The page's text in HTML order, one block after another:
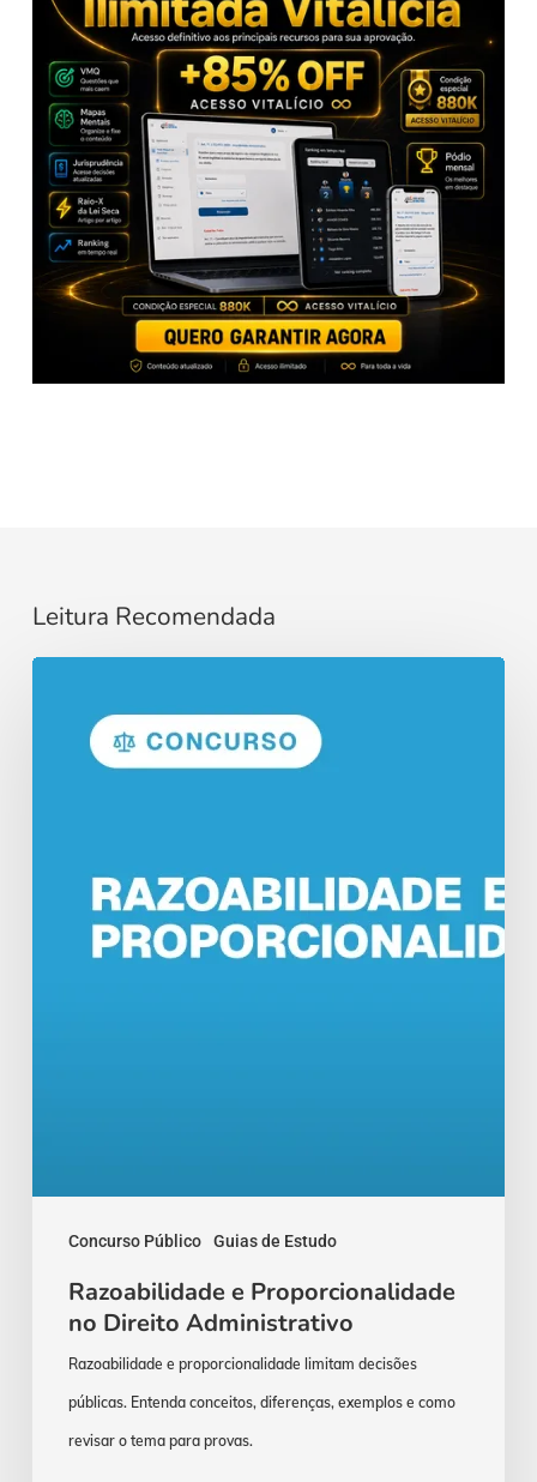
Leitura Recomendada
Concurso Público Guias de Estudo
Proporcionalidade
Razoabilidade e Proporcionalidade
no Direito Administrativo
Razoabilidade e proporcionalidade limitam decisões
públicas. Entenda conceitos, diferenças, exemplos e como
revisar o tema para provas.